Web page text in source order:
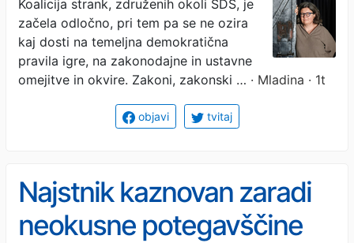
za debelo večino«
Koalicija strank, združenih okoli SDS, je
začela odločno, pri tem pa se ne ozira
kaj dosti na temeljna demokratična
pravila igre, na zakonodajne in ustavne
omejitve in okvire. Zakoni, zakonski … · Mladina · 1t
objavi tvitaj
Najstnik kaznovan zaradi
neokusne potegavščine